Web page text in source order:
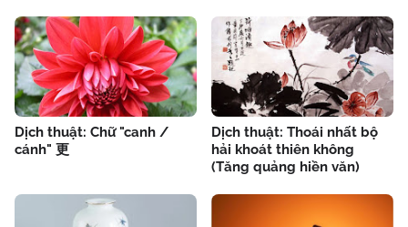
Dịch thuật: Chữ "canh /
cánh" 更
Dịch thuật: Thoái nhất bộ
hải khoát thiên không
(Tăng quảng hiền văn)